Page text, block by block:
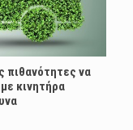
πιθανότητες να
κινητήρα